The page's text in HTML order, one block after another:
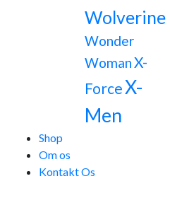
Wolverine
Wonder
WomanX-
ForceX-
Men
Shop
Om os
Kontakt Os